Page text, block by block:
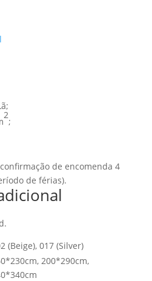
2
;
de encomenda 4
de férias).
(Beige), 017 (Silver)
200*290cm,